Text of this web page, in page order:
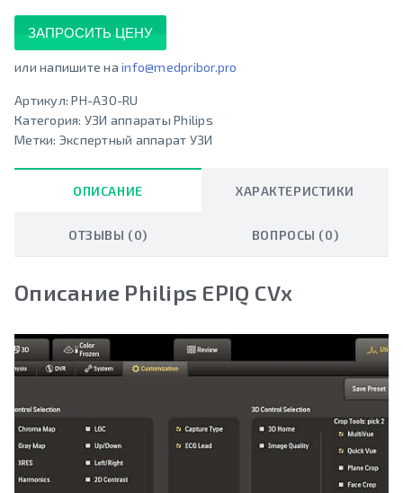
ЗАПРОСИТЬ ЦЕНУ
или напишите на info@medpribor.pro
Артикул:PH-A30-RU
Категория: УЗИ аппараты Philips
Метки: Экспертный аппарат УЗИ
ОПИСАНИЕ ХАРАКТЕРИСТИКИ
ОТЗЫВЫ (0) ВОПРОСЫ (0)
Описание Philips EPIQ CVx